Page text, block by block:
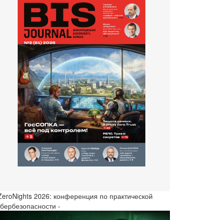
2026: конференция по практической
-